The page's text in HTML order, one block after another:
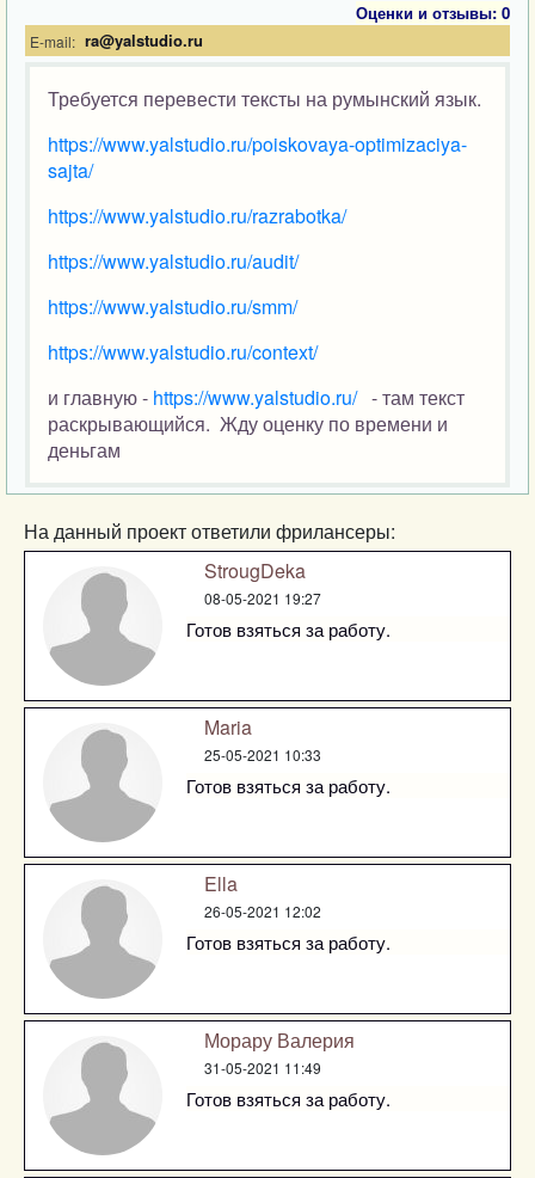
Оценки и отзывы: 0
E-mail: ra@yalstudio.ru
Требуется перевести тексты на румынский язык.
https://www.yalstudio.ru/poiskovaya-optimizaciya-
sajta/
https://www.yalstudio.ru/razrabotka/
https://www.yalstudio.ru/audit/
https://www.yalstudio.ru/smm/
https://www.yalstudio.ru/context/
и главную - https://www.yalstudio.ru/- там текст
раскрывающийся. Жду оценку по времени и
деньгам
На данный проект ответили фрилансеры:
StrougDeka
08-05-2021 19:27
Готов взяться за работу.
Maria
25-05-2021 10:33
Готов взяться за работу.
Ella
26-05-2021 12:02
Готов взяться за работу.
Морару Валерия
31-05-2021 11:49
Готов взяться за работу.